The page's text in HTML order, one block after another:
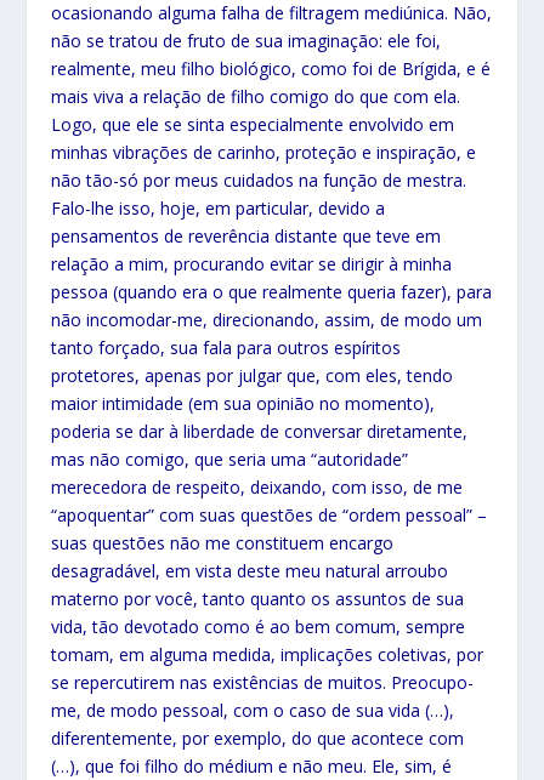
ocasionando alguma falha de filtragem mediúnica. Não,
não se tratou de fruto de sua imaginação: ele foi,
realmente, meu filho biológico, como foi de Brígida, e é
mais viva a relação de filho comigo do que com ela.
Logo, que ele se sinta especialmente envolvido em
minhas vibrações de carinho, proteção e inspiração, e
não tão-só por meus cuidados na função de mestra.
Falo-lhe isso, hoje, em particular, devido a
pensamentos de reverência distante que teve em
relação a mim, procurando evitar se dirigir à minha
pessoa (quando era o que realmente queria fazer), para
não incomodar-me, direcionando, assim, de modo um
tanto forçado, sua fala para outros espíritos
protetores, apenas por julgar que, com eles, tendo
maior intimidade (em sua opinião no momento),
poderia se dar à liberdade de conversar diretamente,
mas não comigo, que seria uma “autoridade”
merecedora de respeito, deixando, com isso, de me
“apoquentar” com suas questões de “ordem pessoal” –
suas questões não me constituem encargo
desagradável, em vista deste meu natural arroubo
materno por você, tanto quanto os assuntos de sua
vida, tão devotado como é ao bem comum, sempre
tomam, em alguma medida, implicações coletivas, por
se repercutirem nas existências de muitos. Preocupo-
me, de modo pessoal, com o caso de sua vida (…),
diferentemente, por exemplo, do que acontece com
(…), que foi filho do médium e não meu. Ele, sim, é